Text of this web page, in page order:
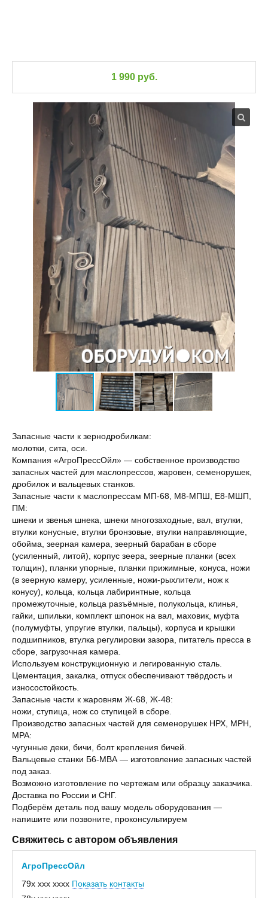
1 990 руб.
Запасные части к зернодробилкам:
молотки, сита, оси.
Компания «АгроПрессОйл» — собственное производство
запасных частей для маслопрессов, жаровен, семенорушек,
дробилок и вальцевых станков.
Запасные части к маслопрессам МП-68, М8-МПШ, Е8-МШП,
ПМ:
шнеки и звенья шнека, шнеки многозаходные, вал, втулки,
втулки конусные, втулки бронзовые, втулки направляющие,
обойма, зеерная камера, зеерный барабан в сборе
(усиленный, литой), корпус зеера, зеерные планки (всех
толщин), планки упорные, планки прижимные, конуса, ножи
(в зеерную камеру, усиленные, ножи-рыхлители, нож к
конусу), кольца, кольца лабиринтные, кольца
промежуточные, кольца разъёмные, полукольца, клинья,
гайки, шпильки, комплект шпонок на вал, маховик, муфта
(полумуфты, упругие втулки, пальцы), корпуса и крышки
подшипников, втулка регулировки зазора, питатель пресса в
сборе, загрузочная камера.
Используем конструкционную и легированную сталь.
Цементация, закалка, отпуск обеспечивают твёрдость и
износостойкость.
Запасные части к жаровням Ж-68, Ж-48:
ножи, ступица, нож со ступицей в сборе.
Производство запасных частей для семенорушек НРХ, МРН,
МРА:
чугунные деки, бичи, болт крепления бичей.
Вальцевые станки Б6-МВА — изготовление запасных частей
под заказ.
Возможно изготовление по чертежам или образцу заказчика.
Доставка по России и СНГ.
Подберём деталь под вашу модель оборудования —
напишите или позвоните, проконсультируем
Свяжитесь с автором объявления
АгроПрессОйл
79x xxx xxxx Показать контакты